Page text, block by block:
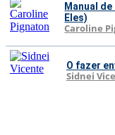
Manual
Eles)
Caroline
O fazer
Sidnei